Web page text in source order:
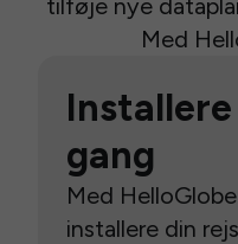
tilføje nye
Med
Installere
gang
Med
installere din